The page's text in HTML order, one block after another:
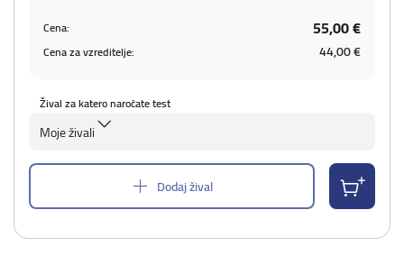
Cena: 55,00 €
Cena za vzreditelje: 44,00 €
Žival za katero naročate test
Moje živali
Dodaj žival